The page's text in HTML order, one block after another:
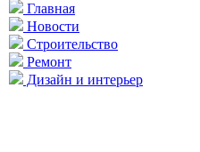
Главная
Новости
Строительство
Ремонт
Дизайн и интерьер